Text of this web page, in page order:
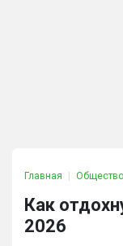
Главная Общество
Как
2026